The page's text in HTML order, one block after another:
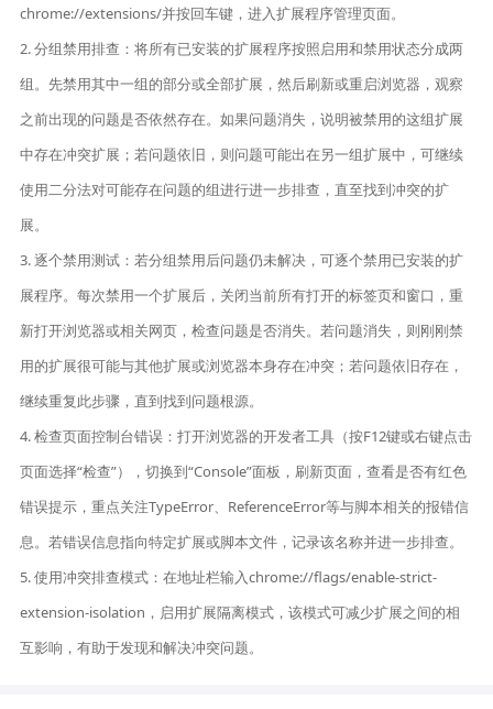
chrome://extensions/并按回车键，进入扩展程序管理页面。
2. 分组禁用排查：将所有已安装的扩展程序按照启用和禁用状态分成两
组。先禁用其中一组的部分或全部扩展，然后刷新或重启浏览器，观察
之前出现的问题是否依然存在。如果问题消失，说明被禁用的这组扩展
中存在冲突扩展；若问题依旧，则问题可能出在另一组扩展中，可继续
使用二分法对可能存在问题的组进行进一步排查，直至找到冲突的扩
展。
3. 逐个禁用测试：若分组禁用后问题仍未解决，可逐个禁用已安装的扩
展程序。每次禁用一个扩展后，关闭当前所有打开的标签页和窗口，重
新打开浏览器或相关网页，检查问题是否消失。若问题消失，则刚刚禁
用的扩展很可能与其他扩展或浏览器本身存在冲突；若问题依旧存在，
继续重复此步骤，直到找到问题根源。
4. 检查页面控制台错误：打开浏览器的开发者工具（按F12键或右键点击
页面选择“检查”），切换到“Console”面板，刷新页面，查看是否有红色
错误提示，重点关注TypeError、ReferenceError等与脚本相关的报错信
息。若错误信息指向特定扩展或脚本文件，记录该名称并进一步排查。
5. 使用冲突排查模式：在地址栏输入chrome://flags/enable-strict-
extension-isolation，启用扩展隔离模式，该模式可减少扩展之间的相
互影响，有助于发现和解决冲突问题。